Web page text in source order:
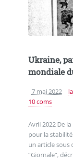
Ukraine,
mondiale
7 mai 2022
10 coms
Avril 2022 De
pour la
un article sous
“Giornale”,